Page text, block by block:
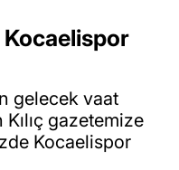
Kocaelispor
gelecek vaat
gazetemize
Kocaelispor